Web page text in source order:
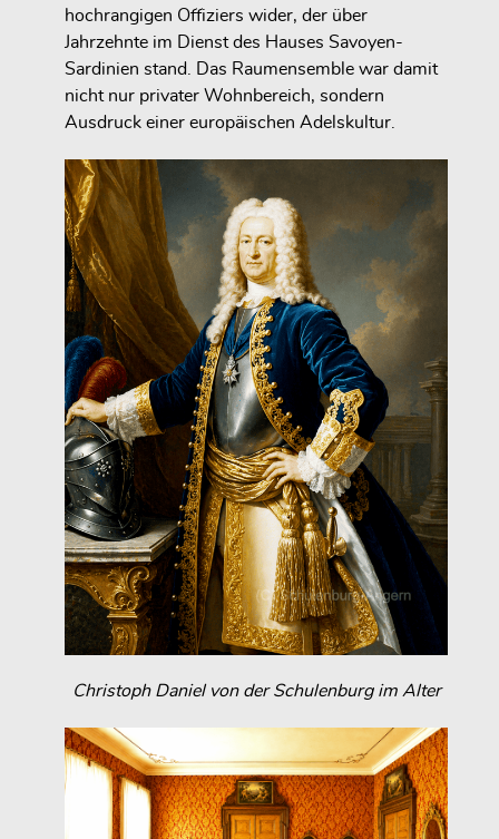
hochrangigen Offiziers wider, der über
Jahrzehnte im Dienst des Hauses Savoyen-
Sardinien stand. Das Raumensemble war damit
nicht nur privater Wohnbereich, sondern
Ausdruck einer europäischen Adelskultur.
Christoph Daniel von der Schulenburg im Alter